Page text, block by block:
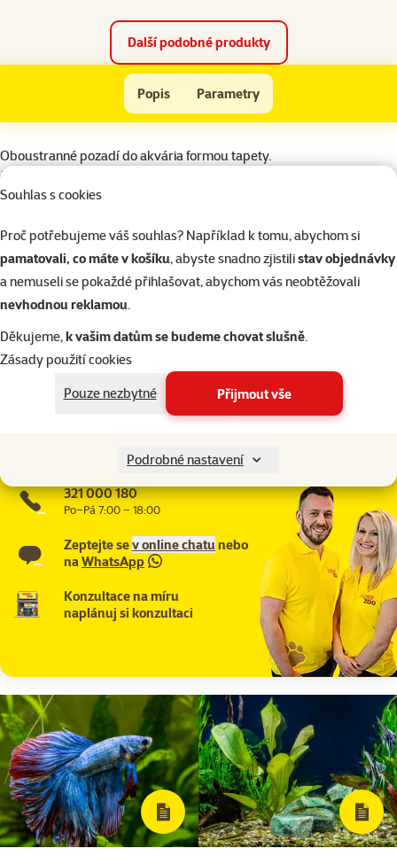
Souhlas s cookies
Proč potřebujeme váš souhlas? Například k tomu, abychom si
pamatovali, co máte v košíku, abyste snadno zjistilistav objednávky
a nemuseli se pokaždé přihlašovat, abychom vás neobtěžovali
nevhodnou reklamou.
Děkujeme,k vašim datům se budeme chovat slušně.
Zásady použití cookies
Pouze nezbytné
Přijmout vše
Podrobné nastavení
Další podobné produkty
Pozadí MARINA tapeta oboustranné 30 cm
Popis Parametry
Na začátek stránky
superzoo.product.detail.content
Oboustranné pozadí do akvária formou tapety.
Šířka: 30 cm.
Uvedená cena je za 1cm.
Parametry
Materiál
Papír
Barva
Katalogové číslo
101-11763
EAN
015561117630
Články a poradna
Náš tým Super zoo je tady pro vás
321 000 180
Po–Pá 7:00 – 18:00
Zeptejte sev online chatunebo
naWhatsApp
Konzultace na míru
naplánuj si konzultaci